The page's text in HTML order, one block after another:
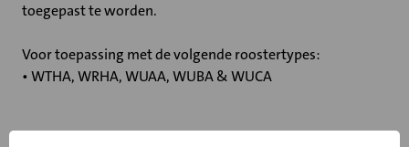
toegepast te worden.
Voor toepassing met de volgende roostertypes:
• WTHA, WRHA, WUAA, WUBA & WUCA